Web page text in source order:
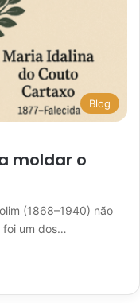
Blog
moldar o
(1868–1940) não
foi um dos…